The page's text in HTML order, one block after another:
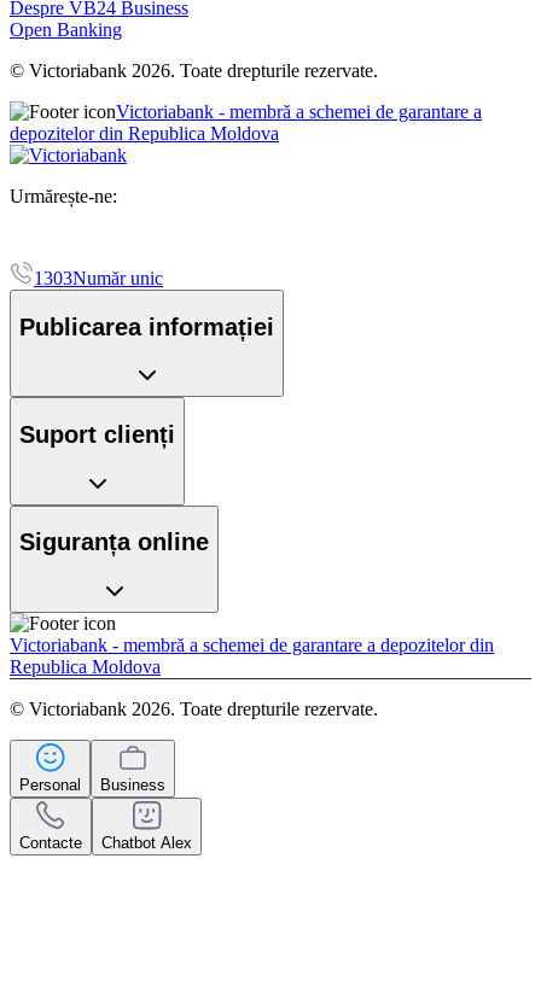
Despre VB24 Business
Open Banking
© Victoriabank 2026. Toate drepturile rezervate.
Victoriabank - membră a schemei de garantare a
depozitelor din Republica Moldova
Urmărește-ne:
1303Număr unic
Publicarea informației
Suport clienți
Siguranța online
Victoriabank - membră a schemei de garantare a depozitelor din
Republica Moldova
© Victoriabank 2026. Toate drepturile rezervate.
Personal Business
Contacte Chatbot Alex